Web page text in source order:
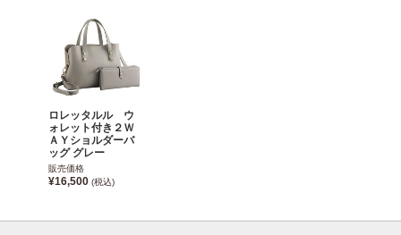
ロレッタルル ウ
ォレット付き２Ｗ
ＡＹショルダーバ
ッグ グレー
販売価格
¥16,500 (税込)